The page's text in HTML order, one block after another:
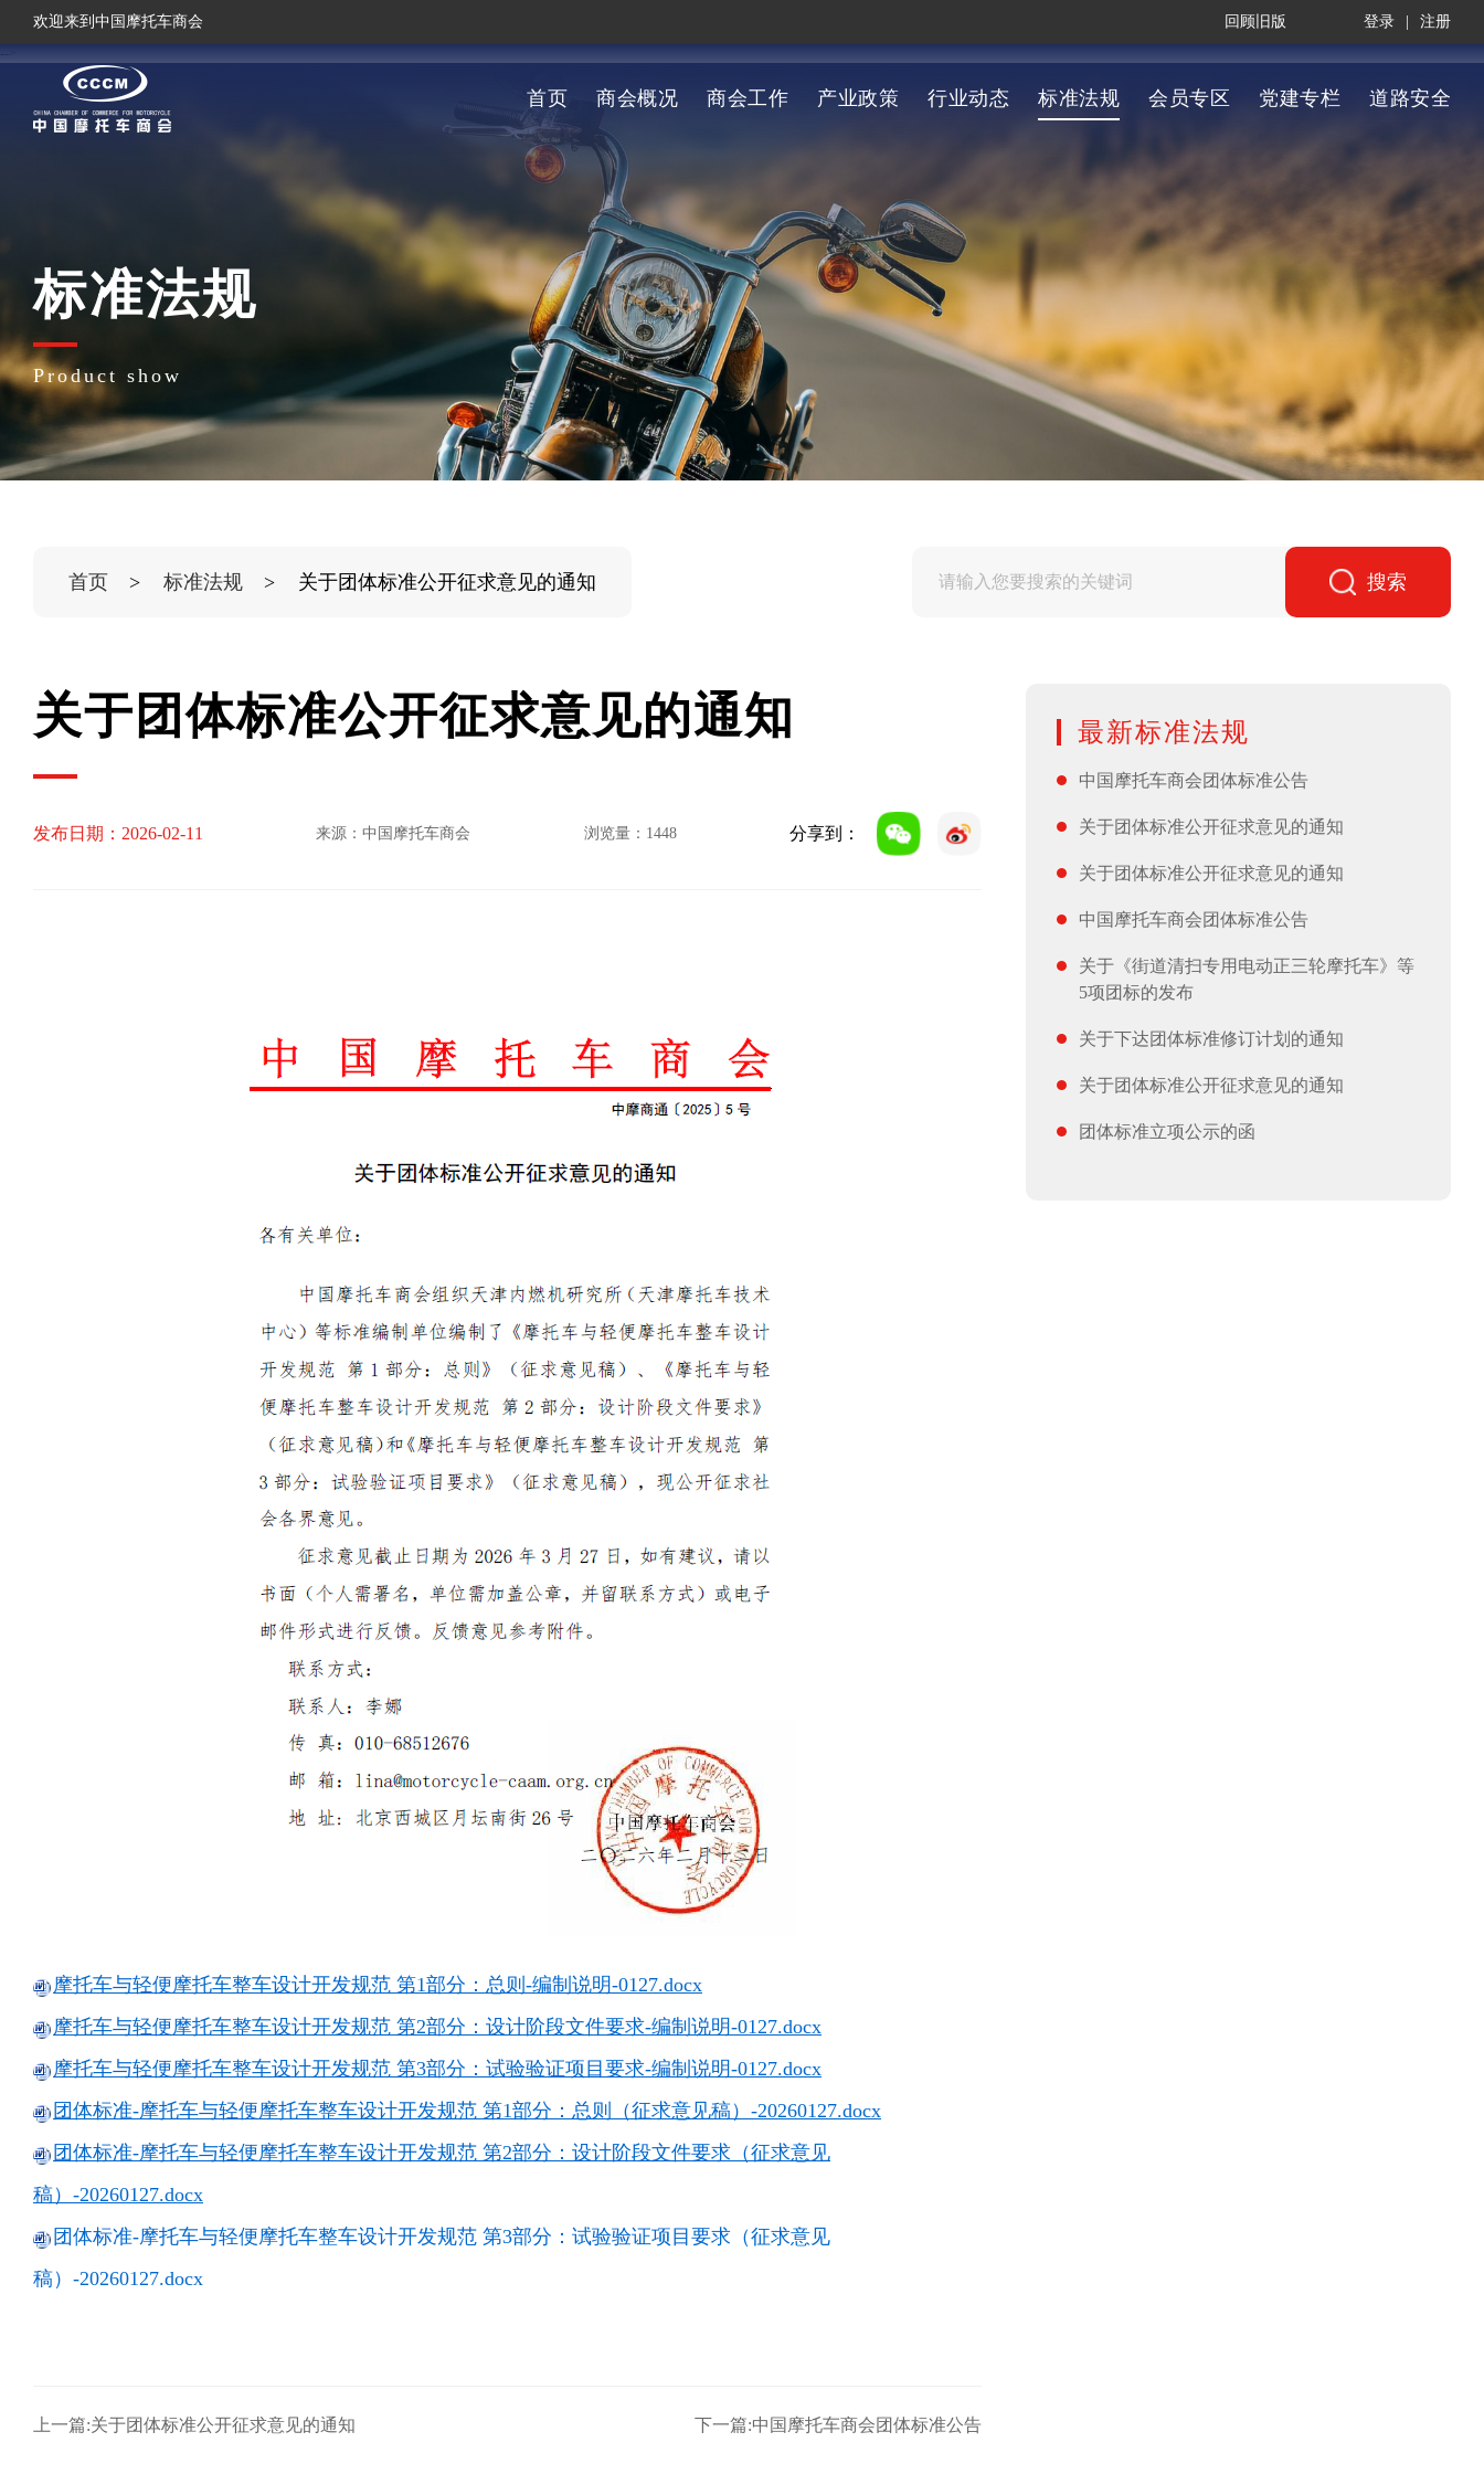
欢迎来到中国摩托车商会 回顾旧版 登录 注册
首页 商会概况 商会工作 产业政策 行业动态 标准法规 会员专区 党建专栏 道路安全
标准法规
Product show
首页 标准法规 关于团体标准公开征求意见的通知 搜索
关于团体标准公开征求意见的通知
发布日期：2026-02-11 来源：中国摩托车商会 浏览量： 1448 分享到：
摩托车与轻便摩托车整车设计开发规范 第1部分：总则-编制说明-0127.docx
摩托车与轻便摩托车整车设计开发规范 第2部分：设计阶段文件要求-编制说明-0127.docx
摩托车与轻便摩托车整车设计开发规范 第3部分：试验验证项目要求-编制说明-0127.docx
团体标准-摩托车与轻便摩托车整车设计开发规范 第1部分：总则（征求意见稿）-20260127.docx
团体标准-摩托车与轻便摩托车整车设计开发规范 第2部分：设计阶段文件要求（征求意见
稿）-20260127.docx
团体标准-摩托车与轻便摩托车整车设计开发规范 第3部分：试验验证项目要求（征求意见
稿）-20260127.docx
上一篇:关于团体标准公开征求意见的通知 下一篇:中国摩托车商会团体标准公告
最新标准法规
中国摩托车商会团体标准公告
关于团体标准公开征求意见的通知
关于团体标准公开征求意见的通知
中国摩托车商会团体标准公告
关于《街道清扫专用电动正三轮摩托车》等
5项团标的发布
关于下达团体标准修订计划的通知
关于团体标准公开征求意见的通知
团体标准立项公示的函